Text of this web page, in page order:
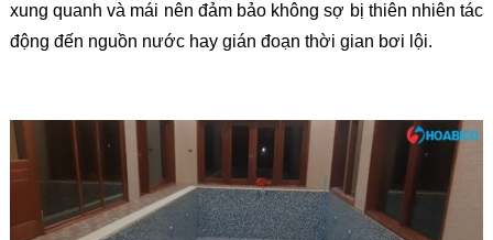
xung quanh và mái nên đảm bảo không sợ bị thiên nhiên tác
động đến nguồn nước hay gián đoạn thời gian bơi lội.